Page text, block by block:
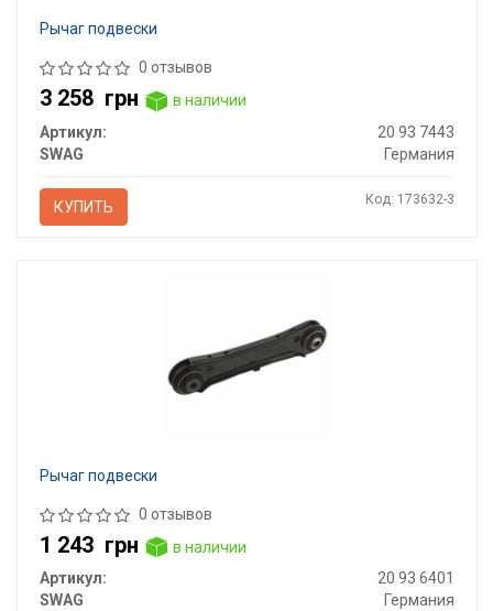
Рычаг подвески
0 отзывов
3 258 грн
в наличии
Артикул:
20 93 7443
SWAG
Германия
КУПИТЬ Код: 173632-3
Рычаг подвески
0 отзывов
1 243 грн
в наличии
Артикул:
20 93 6401
SWAG
Германия